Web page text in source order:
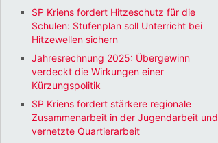
SP Kriens fordert Hitzeschutz für die
Schulen: Stufenplan soll Unterricht bei
Hitzewellen sichern
Jahresrechnung 2025: Übergewinn
verdeckt die Wirkungen einer
Kürzungspolitik
SP Kriens fordert stärkere regionale
Zusammenarbeit in der Jugendarbeit und
vernetzte Quartierarbeit